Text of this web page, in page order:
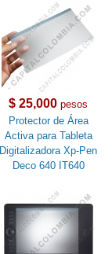
$ 25,000 pesos
Protector de Área
Activa para Tableta
Digitalizadora Xp-Pen
Deco 640 IT640